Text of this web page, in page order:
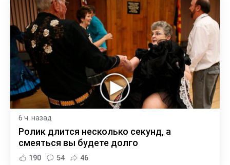
6 ч. назад
Ролик длится несколько секунд, а
смеяться вы будете долго
190 54 46